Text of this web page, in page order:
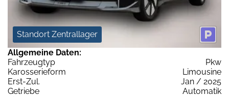
Standort Zentrallager
Allgemeine Daten:
Fahrzeugtyp
Pkw
Karosserieform
Limousine
Erst-Zul.
Jan / 2025
Getriebe
Automatik